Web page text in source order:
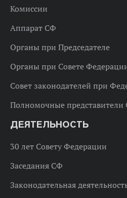
Комиссии
Аппарат СФ
Органы при Председателе
Органы при Совете
Совет законодателей при
Полномочные представители
ДЕЯТЕЛЬНОСТЬ
30 лет Совету Федерации
Заседания СФ
Законодательная